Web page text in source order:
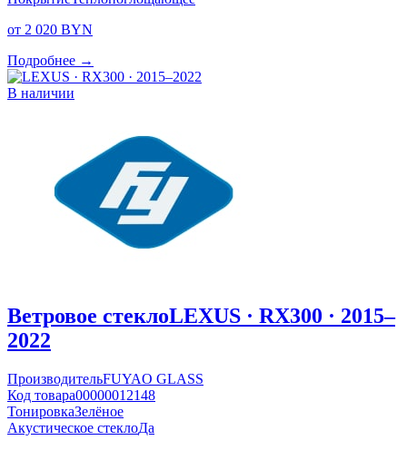
от 2 020 BYN
Подробнее →
В наличии
Ветровое стеклоLEXUS · RX300 · 2015–
2022
ПроизводительFUYAO GLASS
Код товара00000012148
ТонировкаЗелёное
Акустическое стеклоДа